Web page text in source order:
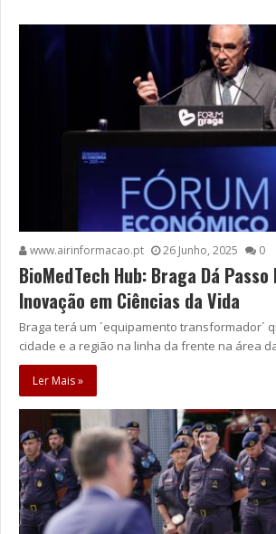
www.airinformacao.pt 26 Junho, 2025 0
BioMedTech Hub: Braga Dá Passo
Inovação em Ciências da Vida
Braga terá um ´equipamento transformador´
cidade e a região na linha da frente na área
Ler Mais »